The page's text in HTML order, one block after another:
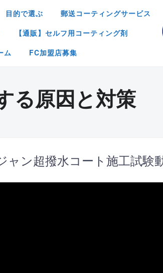
目的で選ぶ
郵送コーティングサービス
【通販】セルフ用コーティング剤
ム FC加盟店募集
る原因と対策
ン超撥水コート施工試験